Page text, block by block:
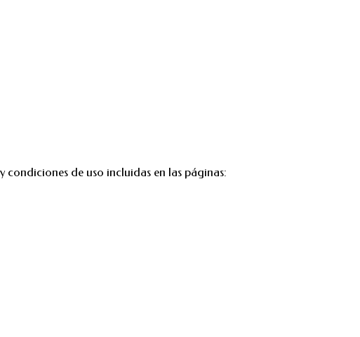
de uso incluidas en las páginas: